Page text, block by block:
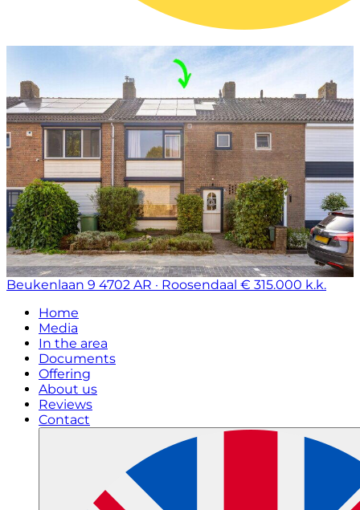
Beukenlaan 9 4702 AR · Roosendaal € 315.000 k.k.
Home
Media
In the area
Documents
Offering
About us
Reviews
Contact